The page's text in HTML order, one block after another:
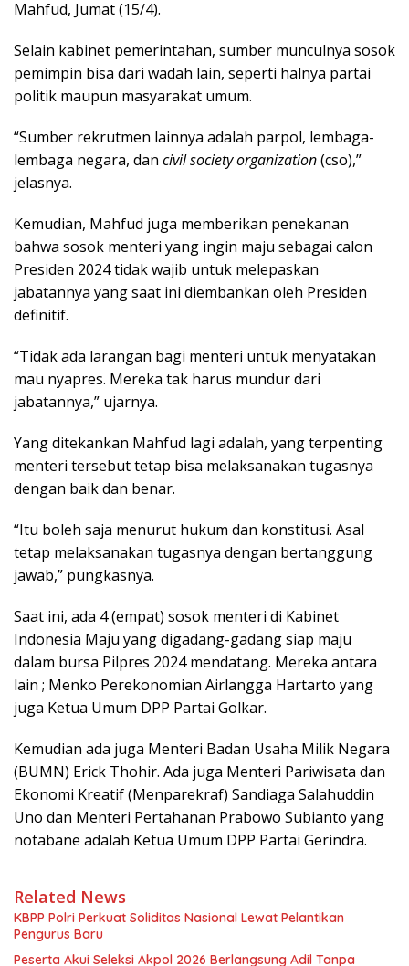
Mahfud, Jumat (15/4).
Selain kabinet pemerintahan, sumber munculnya sosok
pemimpin bisa dari wadah lain, seperti halnya partai
politik maupun masyarakat umum.
“Sumber rekrutmen lainnya adalah parpol, lembaga-
lembaga negara, dan civil society organization(cso),”
jelasnya.
Kemudian, Mahfud juga memberikan penekanan
bahwa sosok menteri yang ingin maju sebagai calon
Presiden 2024 tidak wajib untuk melepaskan
jabatannya yang saat ini diembankan oleh Presiden
definitif.
“Tidak ada larangan bagi menteri untuk menyatakan
mau nyapres. Mereka tak harus mundur dari
jabatannya,” ujarnya.
Yang ditekankan Mahfud lagi adalah, yang terpenting
menteri tersebut tetap bisa melaksanakan tugasnya
dengan baik dan benar.
“Itu boleh saja menurut hukum dan konstitusi. Asal
tetap melaksanakan tugasnya dengan bertanggung
jawab,” pungkasnya.
Saat ini, ada 4 (empat) sosok menteri di Kabinet
Indonesia Maju yang digadang-gadang siap maju
dalam bursa Pilpres 2024 mendatang. Mereka antara
lain ; Menko Perekonomian Airlangga Hartarto yang
juga Ketua Umum DPP Partai Golkar.
Kemudian ada juga Menteri Badan Usaha Milik Negara
(BUMN) Erick Thohir. Ada juga Menteri Pariwisata dan
Ekonomi Kreatif (Menparekraf) Sandiaga Salahuddin
Uno dan Menteri Pertahanan Prabowo Subianto yang
notabane adalah Ketua Umum DPP Partai Gerindra.
Related News
KBPP Polri Perkuat Soliditas Nasional Lewat Pelantikan
Pengurus Baru
Peserta Akui Seleksi Akpol 2026 Berlangsung Adil Tanpa